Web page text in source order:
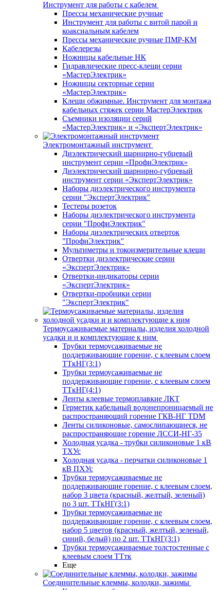
Инструмент для работы с кабелем
Прессы механические ручные
Инструмент для работы с витой парой и
коаксиальным кабелем
Прессы механические ручные ПМР-КМ
Кабелерезы
Ножницы кабельные НК
Гидравлические пресс-клещи серии
«МастерЭлектрик»
Ножницы секторные серии
«МастерЭлектрик»
Клещи обжимные. Инструмент для монтажа
кабельных стяжек серии МастерЭлектрик
Съемники изоляции серий
«МастерЭлектрик» и «ЭкспертЭлектрик»
Электромонтажный инструмент
Диэлектрический шарнирно-губцевый
инструмент серии «ПрофиЭлектрик»
Диэлектрический шарнирно-губцевый
инструмент серии «ЭкспертЭлектрик»
Наборы диэлектрического инструмента
серии "ЭкспертЭлектрик"
Тестеры розеток
Наборы диэлектрического инструмента
серии "ПрофиЭлектрик"
Наборы диэлектрических отверток
"ПрофиЭлектрик"
Мультиметры и токоизмерительные клещи
Отвертки диэлектрические серии
«ЭкспертЭлектрик»
Отвертки-индикаторы серии
«ЭкспертЭлектрик»
Отвертки-пробники серии
"ЭкспертЭлектрик"
Термоусаживаемые материалы, изделия холодной
усадки и и комплектующие к ним
Трубки термоусаживаемые не
поддерживающие горение, с клеевым слоем
ТТкНГ(3:1)
Трубки термоусаживаемые не
поддерживающие горение, с клеевым слоем
ТТкНГ(4:1)
Ленты клеевые термоплавкие ЛКТ
Герметик кабельный водонепроницаемый не
распространяющий горение ГКВ-НГ TDM
Ленты силиконовые, самослипающиеся, не
распространяющие горение ЛССИ-НГ-35
Холодная усадка - трубки силиконовые 1 кВ
ТХУс
Холодная усадка - перчатки силиконовые 1
кВ ПХУс
Трубки термоусаживаемые не
поддерживающие горение, с клеевым слоем,
набор 3 цвета (красный, желтый, зеленый)
по 3 шт. ТТкНГ(3:1)
Трубки термоусаживаемые не
поддерживающие горение, с клеевым слоем,
набор 5 цветов (красный, желтый, зеленый,
синий, белый) по 2 шт. ТТкНГ(3:1)
Трубки термоусаживаемые толстостенные с
клеевым слоем ТТтк
Еще
Соединительные клеммы, колодки, зажимы